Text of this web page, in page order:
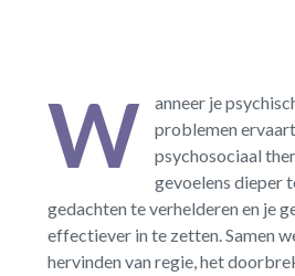
W
anneer je
problemen
psychosociaal
gevoelens dieper
gedachten te verhelderen en je
effectiever in te zetten. Samen
hervinden van regie, het